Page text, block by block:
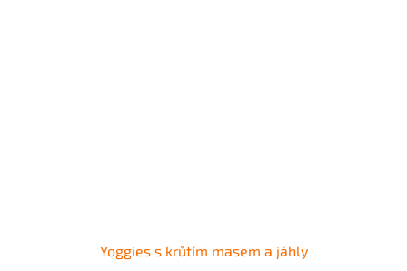
Yoggies s krůtím masem a jáhly